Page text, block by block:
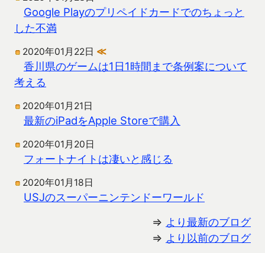
Google Playのプリペイドカードでのちょっと
した不満
2020年01月22日 ≪
香川県のゲームは1日1時間まで条例案について
考える
2020年01月21日
最新のiPadをApple Storeで購入
2020年01月20日
フォートナイトは凄いと感じる
2020年01月18日
USJのスーパーニンテンドーワールド
⇒ より最新のブログ
⇒ より以前のブログ